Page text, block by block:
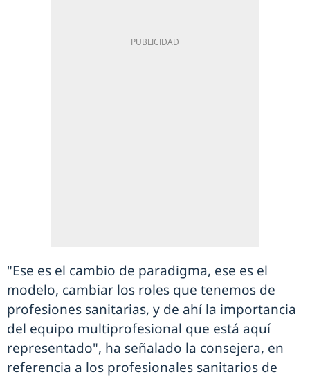
"Ese es el cambio de paradigma, ese es el
modelo, cambiar los roles que tenemos de
profesiones sanitarias, y de ahí la importancia
del equipo multiprofesional que está aquí
representado", ha señalado la consejera, en
referencia a los profesionales sanitarios de